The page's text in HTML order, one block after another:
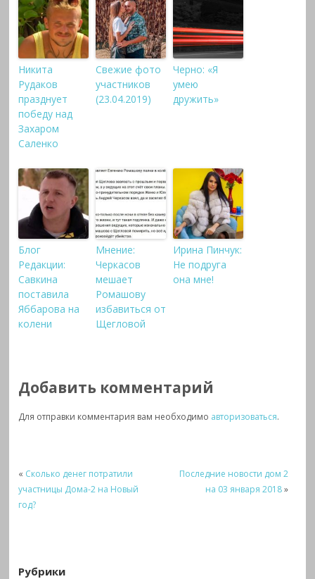
Никита
Рудаков
празднует
победу над
Захаром
Саленко
Свежие фото
участников
(23.04.2019)
Черно: «Я
умею
дружить»
Блог
Редакции:
Савкина
поставила
Яббарова на
колени
Мнение:
Черкасов
мешает
Ромашову
избавиться от
Щегловой
Ирина Пинчук:
Не подруга
она мне!
Добавить комментарий
Для отправки комментария вам необходимо авторизоваться.
« Сколько денег потратили
участницы Дома-2 на Новый
год?
Последние новости дом 2
на 03 января 2018»
Рубрики